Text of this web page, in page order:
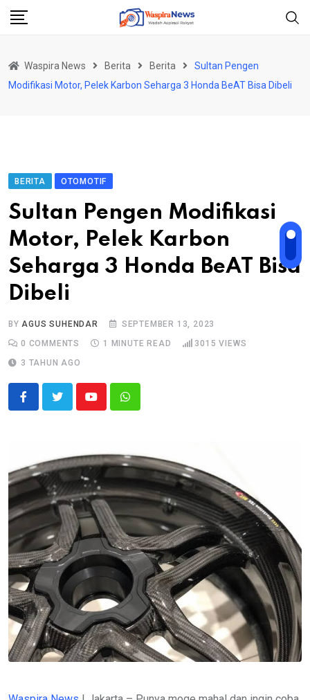
Skip
Waspira News Berita Berita
Sultan Pengen
Modifikasi Motor, Pelek Karbon Seharga 3 Honda BeAT Bisa Dibeli
BERITA OTOMOTIF
Sultan Pengen Modifikasi
Motor, Pelek Karbon
Seharga 3 Honda BeAT Bisa
Dibeli
BYAGUS SUHENDAR
SEPTEMBER 13, 2023
0 COMMENTS 1 MINUTE READ 3015 VIEWS
3 TAHUN AGO
YoutubeWhatsapp